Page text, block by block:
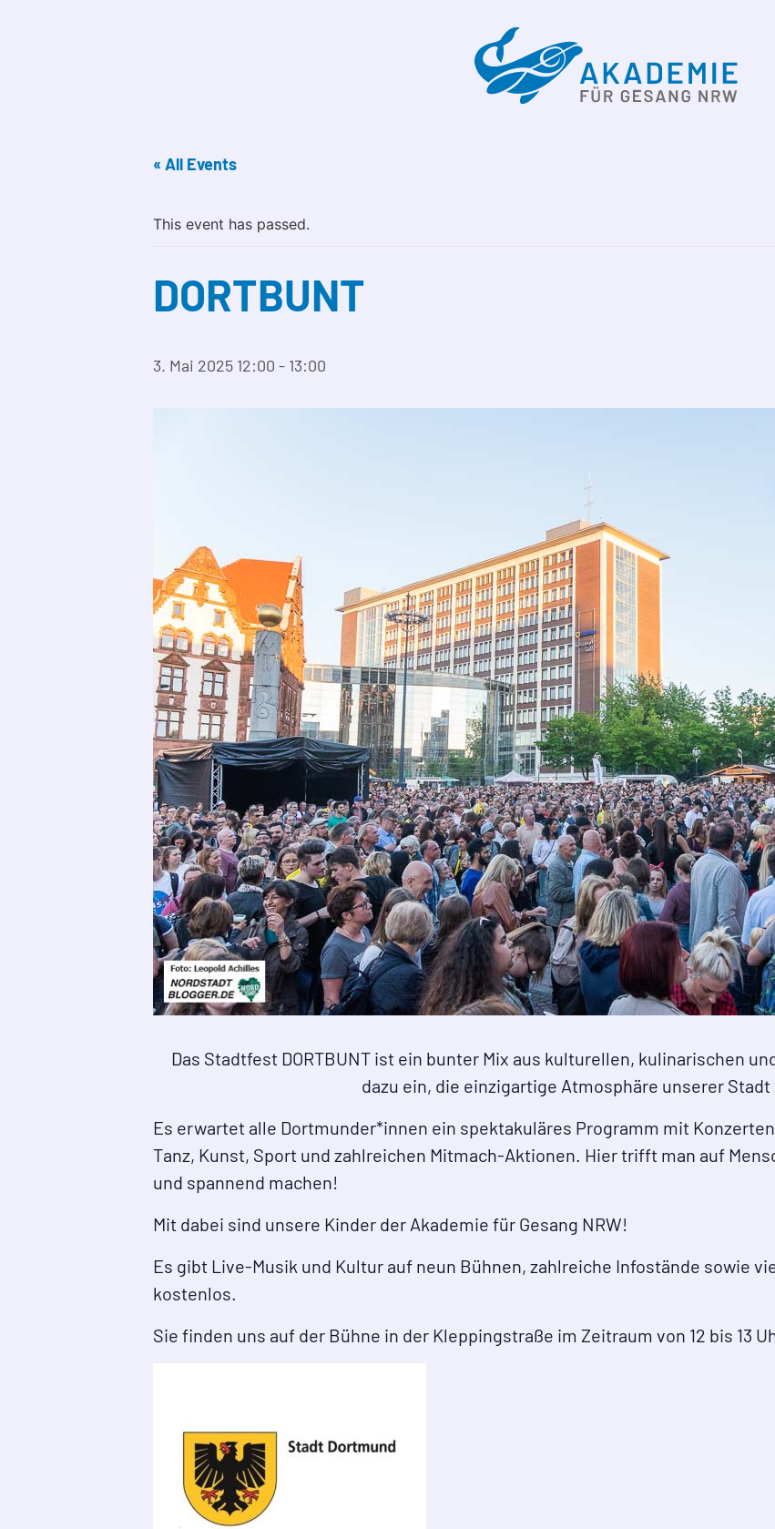
« All Events
This event has passed.
DORTBUNT
3. Mai 2025 12:00 - 13:00
Das Stadtfest DORTBUNT ist ein bunter Mix aus kulturellen, kulinarischen
dazu ein, die einzigartige Atmosphäre unserer Stadt
Es erwartet alle Dortmunder*innen ein spektakuläres Programm mit
Tanz, Kunst, Sport und zahlreichen Mitmach-Aktionen. Hier trifft man auf
und spannend machen!
Mit dabei sind unsere Kinder der Akademie für Gesang NRW!
Es gibt Live-Musik und Kultur auf neun Bühnen, zahlreiche Infostände sowie
kostenlos.
Sie finden uns auf der Bühne in der Kleppingstraße im Zeitraum von 12 bis 13